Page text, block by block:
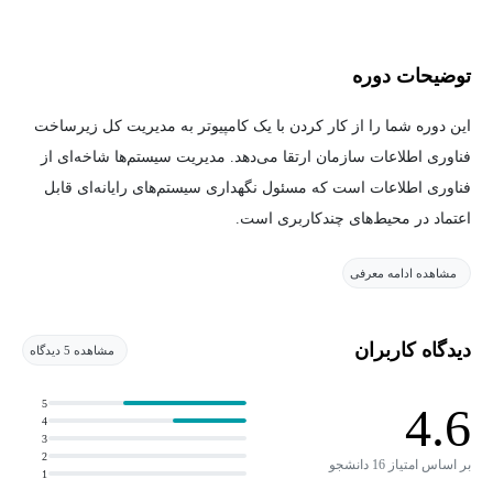
توضیحات دوره
این دوره شما را از کار کردن با یک کامپیوتر به مدیریت کل زیرساخت
فناوری اطلاعات سازمان ارتقا می‌دهد. مدیریت سیستم‌ها شاخه‌ای از
فناوری اطلاعات است که مسئول نگهداری سیستم‌های رایانه‌ای قابل
اعتماد در محیط‌های چندکاربری است.
در این دوره، با سرویس‌های زیرساختی آشنا خواهید شد که سازمان‌ها،
زیرساخت‌های ابری به‌طور عمیق بحث خواهیم کرد تا بتوانید از تنظیمات
اولیه تا مدیریت منابع ابری را درک کنید. همچنین، نحوه مدیریت و
پیکربندی سرورها و استفاده از ابزارهای صنعتی برای مدیریت رایانه‌ها،
اطلاعات کاربران و افزایش بهره‌وری کاربران را فرا خواهید گرفت. در
نهایت، شما یاد خواهید گرفت که چگونه در صورت بروز فاجعه،
مشاهده ادامه معرفی
دیدگاه کاربران مشاهده 5 دیدگاه
4.6
بر اساس امتیاز 16 دانشجو
1
2
3
4
5